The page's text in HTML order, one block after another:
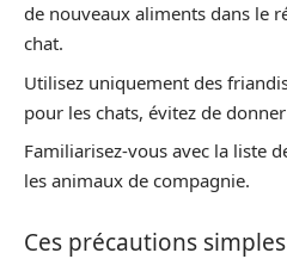
de nouveaux aliments dans le
chat.
Utilisez uniquement des
pour les chats, évitez de
Familiarisez-vous avec la liste
les animaux de compagnie.
Ces précautions